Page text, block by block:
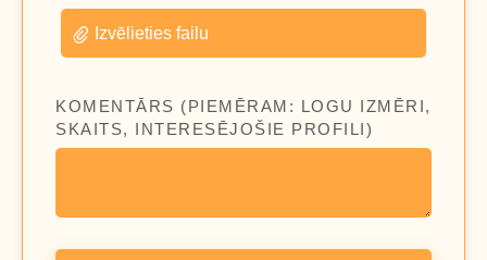
Izvēlieties failu
KOMENTĀRS (PIEMĒRAM: LOGU IZMĒRI,
SKAITS, INTERESĒJOŠIE PROFILI)